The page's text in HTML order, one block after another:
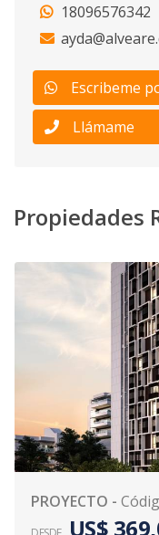
18096576342
Escribeme
Llámame
Propiedades
PROYECTO -
US$